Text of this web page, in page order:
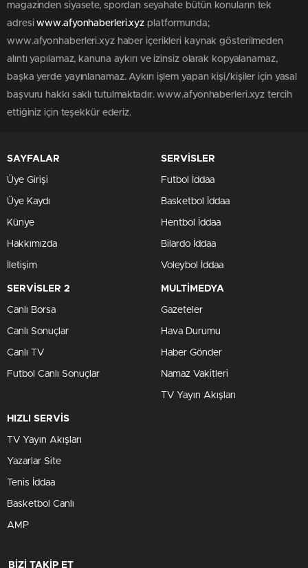
magazinden siyasete, spordan seyahate bütün konuların tek
adresiwww.afyonhaberleri.xyz platformunda;
www.afyonhaberleri.xyz haber içerikleri kaynak gösterilmeden
alıntı yapılamaz, kanuna aykırı ve izinsiz olarak kopyalanamaz,
başka yerde yayınlanamaz. Aykırı işlem yapan kişi/kişiler için yasal
başvuru hakkı saklı tutulmaktadır. www.afyonhaberleri.xyz tercih
ettiğiniz için teşekkür ederiz.
SAYFALAR
Üye Girişi
Üye Kaydı
Künye
Hakkımızda
İletişim
SERVİSLER
Futbol İddaa
Basketbol İddaa
Hentbol İddaa
Bilardo İddaa
Voleybol İddaa
SERVİSLER 2
Canlı Borsa
Canlı Sonuçlar
Canlı TV
Futbol Canlı Sonuçlar
MULTİMEDYA
Gazeteler
Hava Durumu
Haber Gönder
Namaz Vakitleri
TV Yayın Akışları
HIZLI SERVİS
TV Yayın Akışları
Yazarlar Site
Tenis İddaa
Basketbol Canlı
AMP
BİZİ TAKİP ET